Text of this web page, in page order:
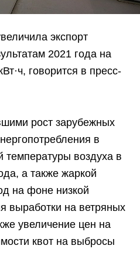
экспорт
2021 года на
говорится в пресс-
рост зарубежных
в
температуры воздуха в
а также жаркой
на фоне низкой
выработки на ветряных
увеличение цен на
квот на выбросы